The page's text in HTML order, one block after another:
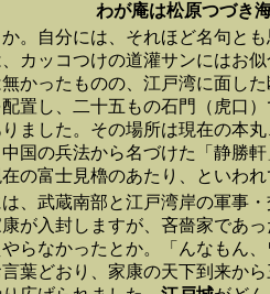
わが庵は松原つづき
。自分には、それほど名句と
カッコつけの道灌サンにはお
かったものの、江戸湾に面し
置し、二十五もの石門（虎口
ました。その場所は現在の本
国の兵法から名づけた「静勝
の富士見櫓のあたり、といわ
、武蔵南部と江戸湾岸の軍事
が入封しますが、吝嗇家であ
らなかったとか。「んなもん
葉どおり、家康の天下到来か